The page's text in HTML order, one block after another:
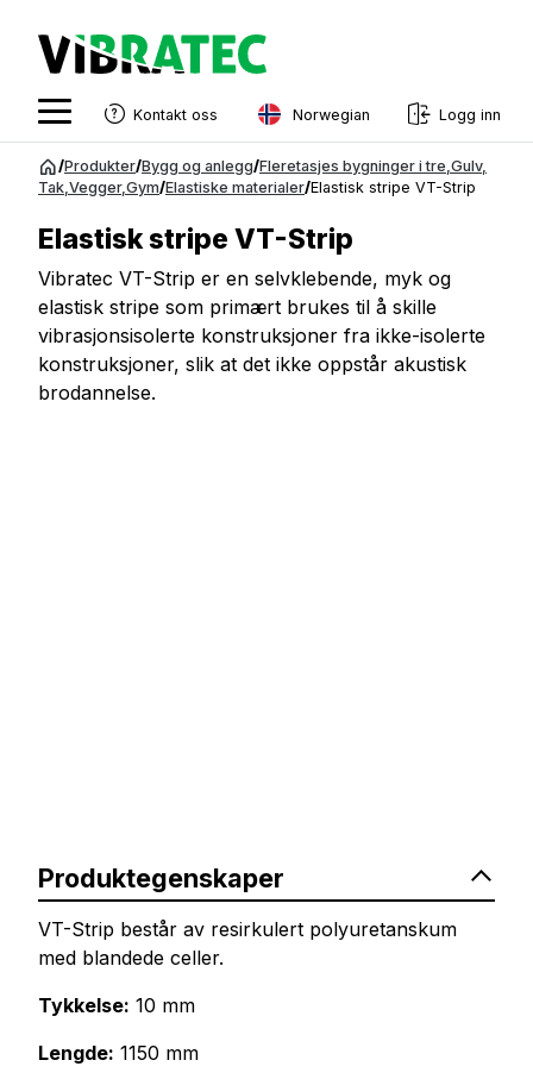
Kontakt oss Norwegian
English
Swedish
Norwegian
French
Estonian
Finnish
Logg inn
/Produkter/Bygg og anlegg/Fleretasjes bygninger i tre Gulv,
Tak Vegger, Gym/Elastiske materialer/Elastisk stripe VT-Strip
Elastisk stripe VT-Strip
Vibratec VT-Strip er en selvklebende, myk og
elastisk stripe som primært brukes til å skille
vibrasjonsisolerte konstruksjoner fra ikke-isolerte
konstruksjoner, slik at det ikke oppstår akustisk
brodannelse.
Produktegenskaper
VT-Strip består av resirkulert polyuretanskum
med blandede celler.
Tykkelse: 10 mm
Lengde: 1150 mm